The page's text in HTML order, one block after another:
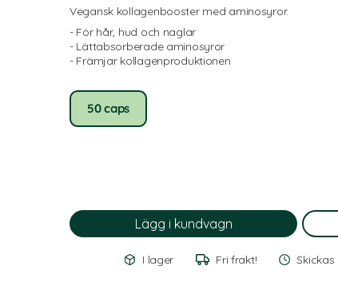
Vegansk kollagenbooster med aminosyror.
- För hår, hud och naglar
- Lättabsorberade aminosyror
- Främjar kollagenproduktionen
50 caps
I lager Fri frakt!